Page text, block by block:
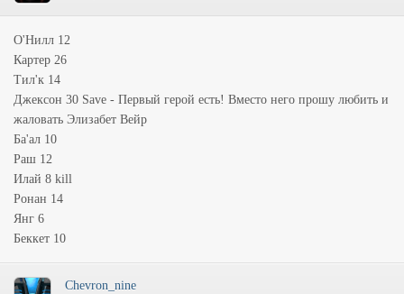
О'Нилл 12
Картер 26
Тил'к 14
Джексон 30 Save - Первый герой есть! Вместо него прошу любить и
жаловать Элизабет Вейр
Ба'ал 10
Раш 12
Илай 8 kill
Ронан 14
Янг 6
Беккет 10
Chevron_nine